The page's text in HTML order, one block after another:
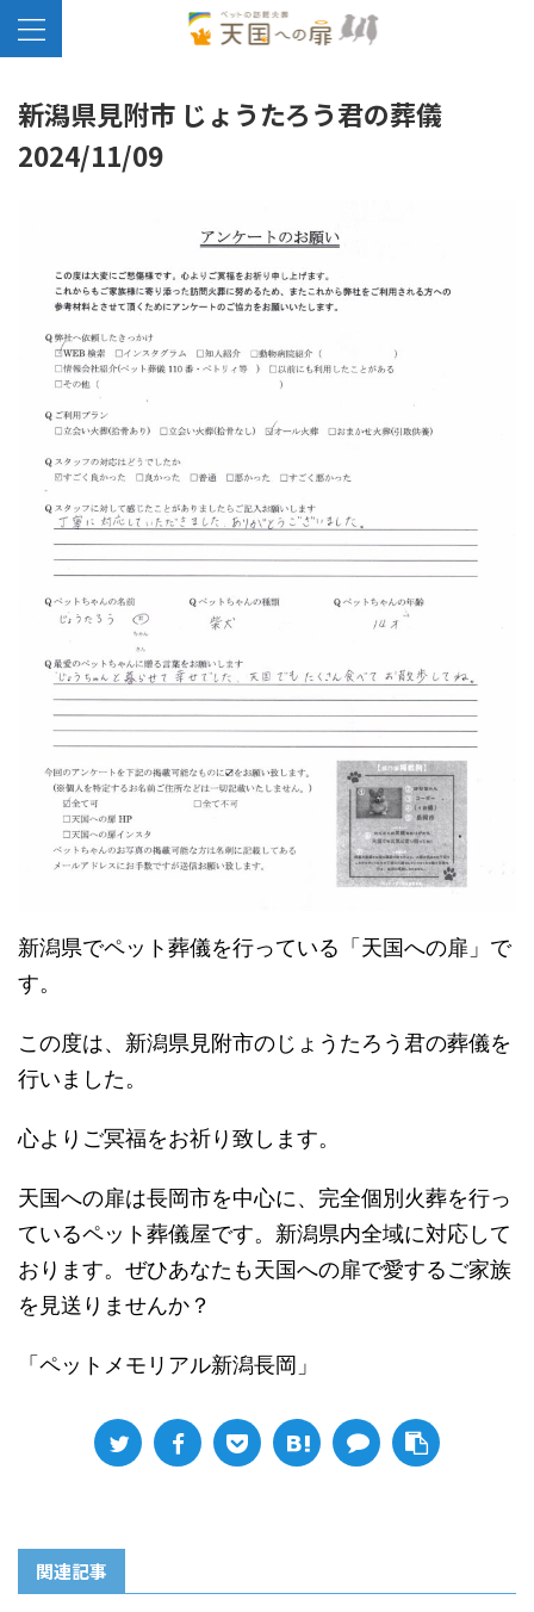
新潟県見附市 じょうたろう君の葬儀
2024/11/09
新潟県でペット葬儀を行っている「天国への扉」で
す。
この度は、新潟県見附市のじょうたろう君の葬儀を
行いました。
心よりご冥福をお祈り致します。
天国への扉は長岡市を中心に、完全個別火葬を行っ
ているペット葬儀屋です。新潟県内全域に対応して
おります。ぜひあなたも天国への扉で愛するご家族
を見送りませんか？
「ペットメモリアル新潟長岡」
関連記事